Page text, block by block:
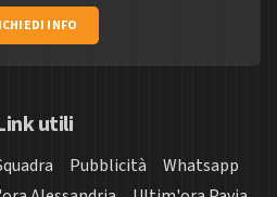
INFO
utili
Pubblicità
Whatsapp